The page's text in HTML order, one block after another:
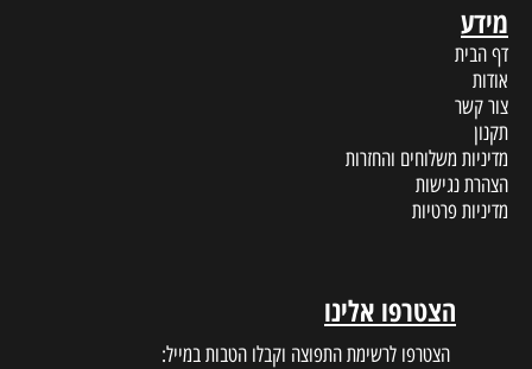
מידע
דף הבית
אודות
צור קשר
תקנון
מדיניות משלוחים והחזרות
הצהרת נגישות
מדיניות פרטיות
הצטרפו אלינו
הצטרפו לרשימת התפוצה וקבלו הטבות במייל: